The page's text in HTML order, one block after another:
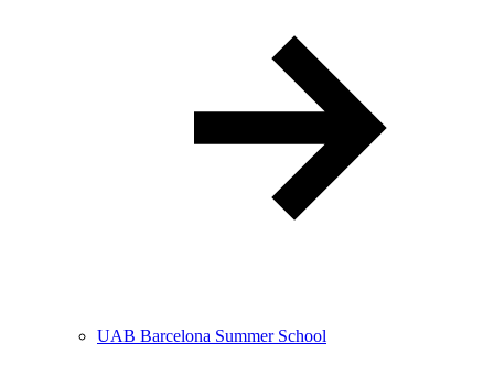
UAB Barcelona Summer School